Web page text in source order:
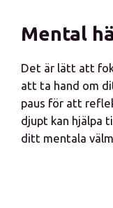
Mental
Det är lätt att
att ta hand om
paus för att
djupt kan hjälpa
ditt mentala